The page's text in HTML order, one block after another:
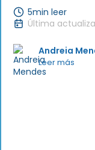
5min leer
Última
Andreia
Leer más